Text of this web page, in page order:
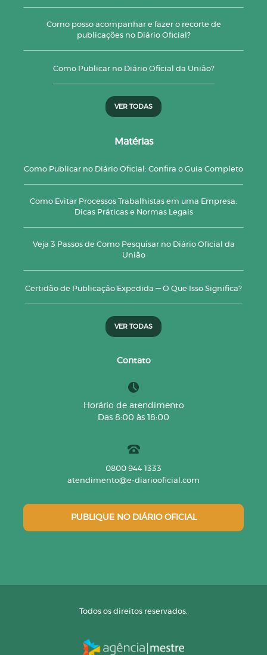
Como posso acompanhar e fazer o recorte de
publicações no Diário Oficial?
Como Publicar no Diário Oficial da União?
VER TODAS
Matérias
Como Publicar no Diário Oficial: Confira o Guia Completo
Como Evitar Processos Trabalhistas em uma Empresa:
Dicas Práticas e Normas Legais
Veja 3 Passos de Como Pesquisar no Diário Oficial da
União
Certidão de Publicação Expedida — O Que Isso Significa?
VER TODAS
Contato
Horário de atendimento
Das 8:00 às 18:00
0800 944 1333
atendimento@e-diariooficial.com
PUBLIQUE NO DIÁRIO OFICIAL
Todos os direitos reservados.